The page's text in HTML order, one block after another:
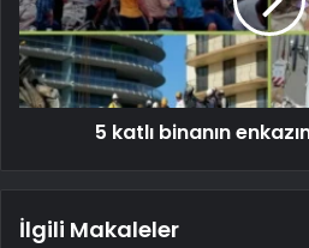
5 katlı binanın
İlgili Makaleler